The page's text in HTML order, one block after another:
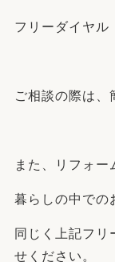
フリーダイヤル
ご相談の際は、
また、リフォー
暮らしの中での
同じく上記フリ
せください。